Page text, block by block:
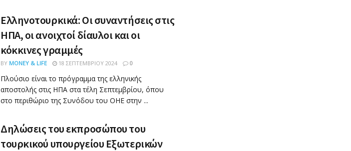
Ελληνοτουρκικά: Οι συναντήσεις στις
ΗΠΑ, οι ανοιχτοί δίαυλοι και οι
κόκκινες γραμμές
BY MONEY & LIFE 18 ΣΕΠΤΕΜΒΡΊΟΥ 2024 0
Πλούσιο είναι το πρόγραμμα της ελληνικής
αποστολής στις ΗΠΑ στα τέλη Σεπτεμβρίου, όπου
στο περιθώριο της Συνόδου του ΟΗΕ στην ...
Δηλώσεις του εκπροσώπου του
τουρκικού υπουργείου Εξωτερικών